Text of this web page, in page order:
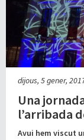
dijous, 5 gener,
Una
l’arribada
Avui hem viscut